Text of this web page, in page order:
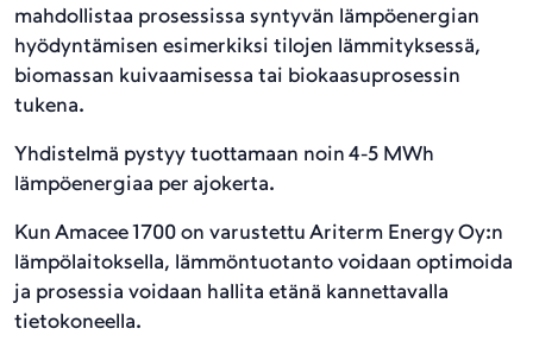
mahdollistaa prosessissa syntyvän lämpöenergian
hyödyntämisen esimerkiksi tilojen lämmityksessä,
biomassan kuivaamisessa tai biokaasuprosessin
tukena.
Yhdistelmä pystyy tuottamaan noin 4-5 MWh
lämpöenergiaa per ajokerta.
Kun Amacee 1700 on varustettu Ariterm Energy Oy:n
lämpölaitoksella, lämmöntuotanto voidaan optimoida
ja prosessia voidaan hallita etänä kannettavalla
tietokoneella.